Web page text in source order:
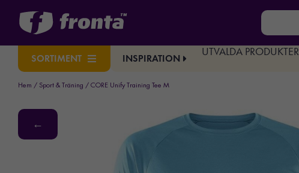
SORTIMENT INSPIRATION
UTVALDA PRODUKTER
Hem / Sport & Träning / CORE Unify Training Tee M
←